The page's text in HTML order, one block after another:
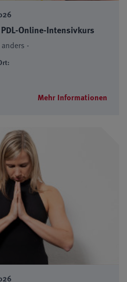
Online-Intensivkurs
-
Mehr Informationen